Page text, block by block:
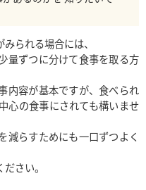
られる場合には、
量ずつに分けて食事を取る方
内容が基本ですが、食べられ
心の食事にされても構いませ
減らすためにも一口ずつよく
さい。